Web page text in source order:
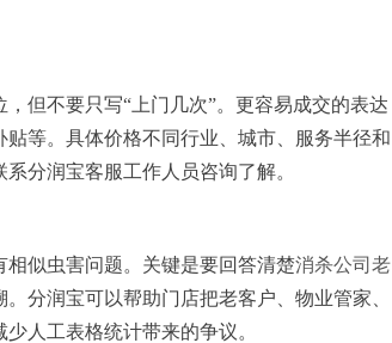
但不要只写“上门几次”。更容易成交的表达
等。具体价格不同行业、城市、服务半径和
分润宝客服工作人员咨询了解。
似虫害问题。关键是要回答清楚消杀公司老
分润宝可以帮助门店把老客户、物业管家、
人工表格统计带来的争议。